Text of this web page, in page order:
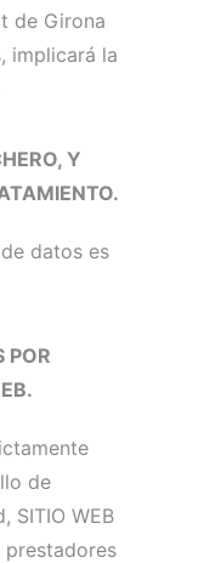
de Girona
implicará la
Y
datos es
POR
de
SITIO WEB